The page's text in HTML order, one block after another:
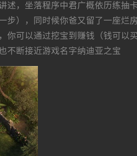
述，坐落程序中君广概依历练抽
步），同时候你爸又留了一座烂
你可以通过挖宝到赚钱（钱可以
不断接近游戏名字纳迪亚之宝